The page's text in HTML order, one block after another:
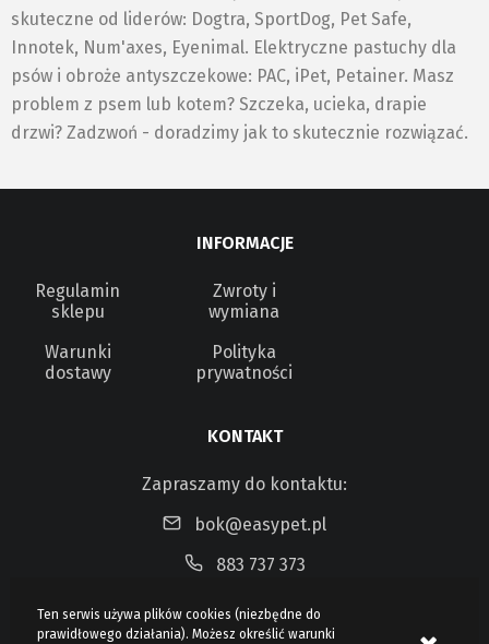
skuteczne od liderów: Dogtra, SportDog, Pet Safe,
Innotek, Num'axes, Eyenimal. Elektryczne pastuchy dla
psów i obroże antyszczekowe: PAC, iPet, Petainer. Masz
problem z psem lub kotem? Szczeka, ucieka, drapie
drzwi? Zadzwoń - doradzimy jak to skutecznie rozwiązać.
INFORMACJE
Regulamin
sklepu
Warunki
dostawy
Zwroty i
wymiana
Polityka
prywatności
KONTAKT
Zapraszamy do kontaktu:
bok@easypet.pl
883 737 373
Ten serwis używa plików cookies (niezbędne do
prawidłowego działania). Możesz określić warunki